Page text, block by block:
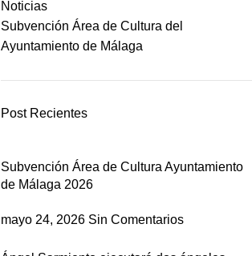
Noticias
Subvención Área de Cultura del
Ayuntamiento de Málaga
Post Recientes
Subvención Área de Cultura Ayuntamiento
de Málaga 2026
mayo 24, 2026 Sin Comentarios